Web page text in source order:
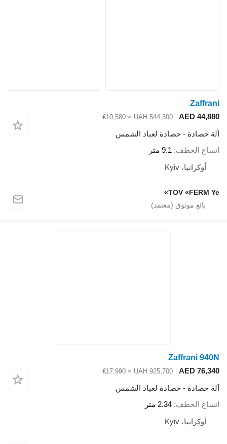
Zaffrani
AED 44,880
UAH 544,300
≈ €10,580
آلة حصادة - حصادة لعباد الشمس
اتساع الخطف 9.1 متر
أوكرانيا، Kyiv
TOV «FERM Ye»
Zaffrani 940N
AED 76,340
UAH 925,700
≈ €17,990
آلة حصادة - حصادة لعباد الشمس
اتساع الخطف 2.34 متر
أوكرانيا، Kyiv